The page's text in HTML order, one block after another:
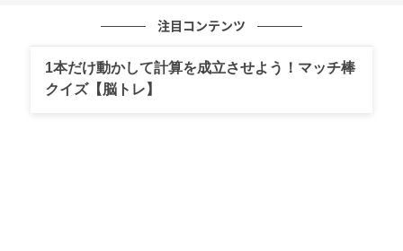
注目コンテンツ
1本だけ動かして計算を成立させよう！マッチ棒
クイズ【脳トレ】